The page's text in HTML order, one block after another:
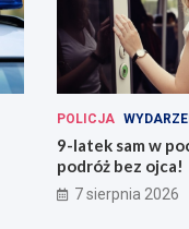
POLICJA
9-latek sam w
podróż bez ojca!
7 sierpnia 2026